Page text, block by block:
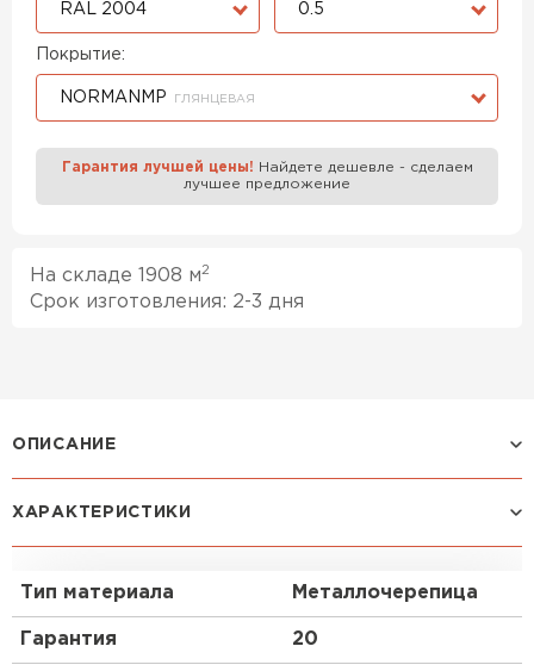
RAL 2004 0.5
Покрытие:
NORMANMP ГЛЯНЦЕВАЯ
Гарантия лучшей цены! Найдете дешевле - сделаем
лучшее предложение
На складе 1908 м 2
Срок изготовления: 2-3 дня
ОПИСАНИЕ
Профиль ЛАМОНТЕРРА XL:
традиционный профиль S-образной формыс
довольно крупными ступеньками.ступени — 21 мм,
длина — 400 мм. Эта металлочерепица выглядит
необычно и эффектно.Она подходит для кровель
ХАРАКТЕРИСТИКИ
Тип материала Металлочерепица
Гарантия 20
Профилированный лист